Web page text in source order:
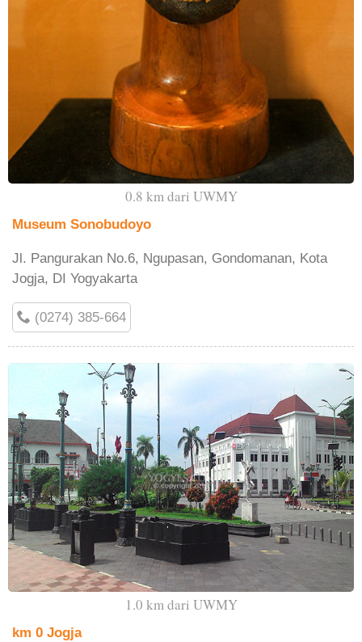
0.8 km dari UWMY
Museum Sonobudoyo
Jl. Pangurakan No.6, Ngupasan, Gondomanan, Kota
Jogja, DI Yogyakarta
(0274) 385-664
1.0 km dari UWMY
km 0 Jogja